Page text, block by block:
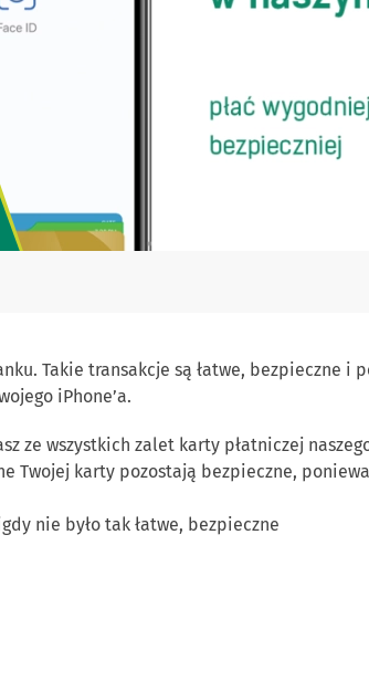
Takie transakcje są łatwe, bezpieczne i
iPhone’a.
ze wszystkich zalet karty płatniczej
Twojej karty pozostają bezpieczne,
nie było tak łatwe, bezpieczne